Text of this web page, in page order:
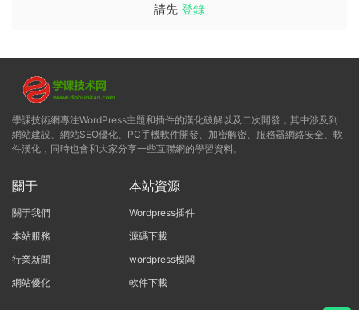
請先 登錄
學課技術網專注WordPress主題和插件的漢化破解以及二次開發，其中涉及到
網站建設、網站SEO優化、PC手機軟件開發、加密解密、服務器網絡安全、軟
件漢化，同時也會和大家分享一些互聯網的學習資料。
關于
關于我們
本站服務
行業新聞
網站優化
本站資源
Wordpress插件
源碼下載
wordpress模闆
軟件下載